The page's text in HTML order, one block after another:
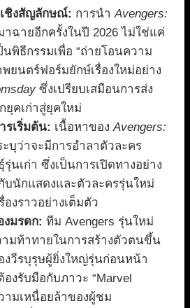
ชิงสัญลักษณ์: การนำ Avengers:
าฉายอีกครั้งในปี 2026 ไม่ใช่แค่
พิธีกรรมเพื่อ “ถ่ายโอนความ
ยนตร์ฟอร์มยักษ์เรื่องใหม่อย่าง
ซึ่งเปรียบเสมือนการส่ง
ยุคเก่าสู่ยุคใหม่
รเริ่มต้น: เนื้อหาของ Avengers:
ะบุว่าจะมีการอำลาตัวละคร
นเก่า ซึ่งเป็นการเปิดทางอย่าง
บนักแสดงและตัวละครรุ่นใหม่
องราวอย่างเต็มตัว
มรดก: ทีม Avengers รุ่นใหม่
มท้าทายในการสร้างตัวตนขึ้น
งวีรบุรุษผู้ยิ่งใหญ่รุ่นก่อนหน้า
งรับมือกับภาวะ “Marvel
ามเหนื่อยล้าของผู้ชม